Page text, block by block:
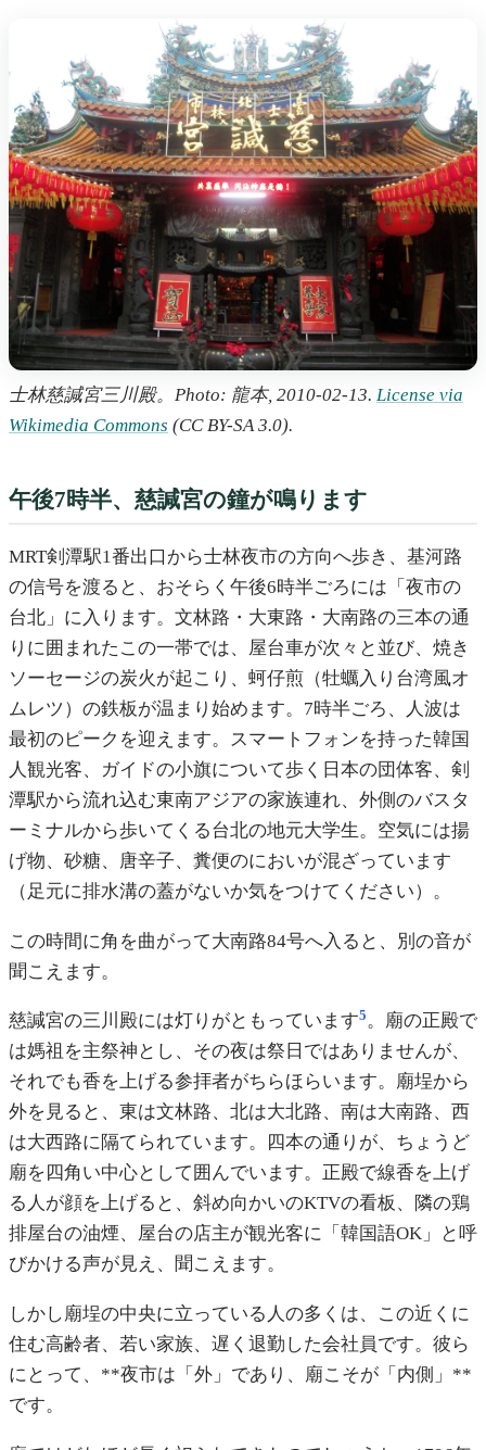
士林慈諴宮三川殿。Photo: 龍本, 2010-02-13. License via
Wikimedia Commons (CC BY-SA 3.0).
午後7時半、慈諴宮の鐘が鳴ります
MRT剣潭駅1番出口から士林夜市の方向へ歩き、基河路
の信号を渡ると、おそらく午後6時半ごろには「夜市の
台北」に入ります。文林路・大東路・大南路の三本の通
りに囲まれたこの一帯では、屋台車が次々と並び、焼き
ソーセージの炭火が起こり、蚵仔煎（牡蠣入り台湾風オ
ムレツ）の鉄板が温まり始めます。7時半ごろ、人波は
最初のピークを迎えます。スマートフォンを持った韓国
人観光客、ガイドの小旗について歩く日本の団体客、剣
潭駅から流れ込む東南アジアの家族連れ、外側のバスタ
ーミナルから歩いてくる台北の地元大学生。空気には揚
げ物、砂糖、唐辛子、糞便のにおいが混ざっています
（足元に排水溝の蓋がないか気をつけてください）。
この時間に角を曲がって大南路84号へ入ると、別の音が
聞こえます。
慈諴宮の三川殿には灯りがともっています5。廟の正殿で
は媽祖を主祭神とし、その夜は祭日ではありませんが、
それでも香を上げる参拝者がちらほらいます。廟埕から
外を見ると、東は文林路、北は大北路、南は大南路、西
は大西路に隔てられています。四本の通りが、ちょうど
廟を四角い中心として囲んでいます。正殿で線香を上げ
る人が顔を上げると、斜め向かいのKTVの看板、隣の鶏
排屋台の油煙、屋台の店主が観光客に「韓国語OK」と呼
びかける声が見え、聞こえます。
しかし廟埕の中央に立っている人の多くは、この近くに
住む高齢者、若い家族、遅く退勤した会社員です。彼ら
にとって、**夜市は「外」であり、廟こそが「内側」**
です。